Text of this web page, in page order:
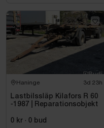
Haninge 3d 23h
Lastbilssläp Kilafors R 60
-1987 | Reparationsobjekt
0 kr · 0 bud